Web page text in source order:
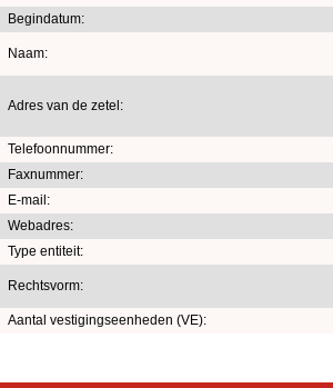
Begindatum:
Naam:
Adres van de zetel:
Telefoonnummer:
Faxnummer:
E-mail:
Webadres:
Type entiteit:
Rechtsvorm:
Aantal vestigingseenheden (VE):